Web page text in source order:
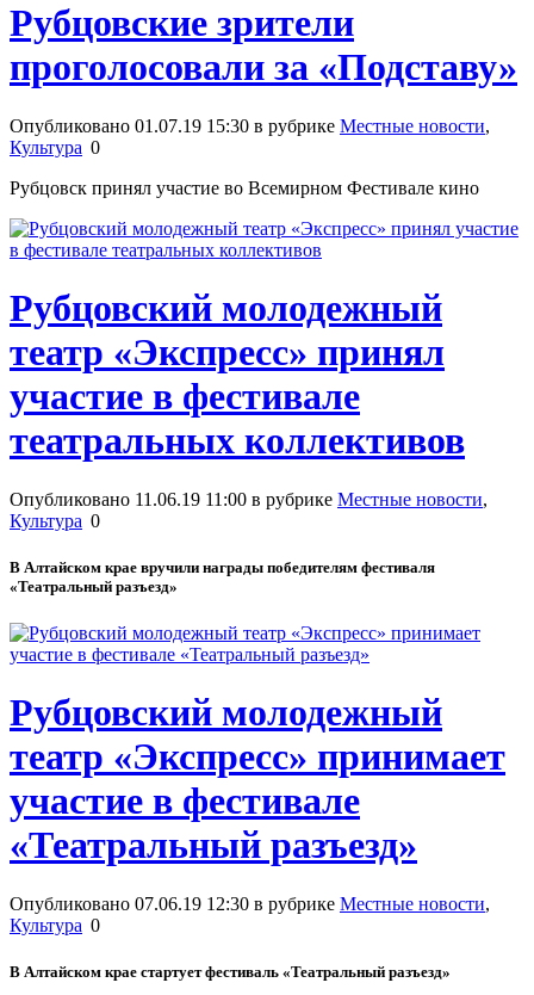
Рубцовские зрители
проголосовали за «Подставу»
Опубликовано 01.07.19 15:30 в рубрике Местные новости,
Культура 0
Рубцовск принял участие во Всемирном Фестивале кино
Рубцовский молодежный
театр «Экспресс» принял
участие в фестивале
театральных коллективов
Опубликовано 11.06.19 11:00 в рубрике Местные новости,
Культура 0
В Алтайском крае вручили награды победителям фестиваля
«Театральный разъезд»
Рубцовский молодежный
театр «Экспресс» принимает
участие в фестивале
«Театральный разъезд»
Опубликовано 07.06.19 12:30 в рубрике Местные новости,
Культура 0
В Алтайском крае стартует фестиваль «Театральный разъезд»